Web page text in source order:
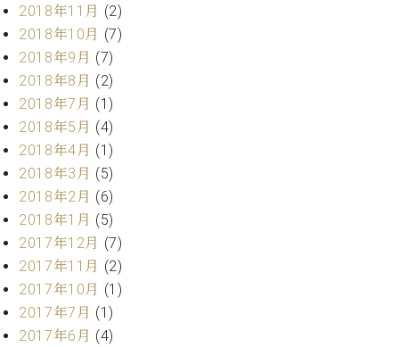
W.
ホ
フ
マ
ン
プ
ロ
フ
ェ
ッ
シ
ョ
ナ
ル
内
(PDF)
お
問
い
わ
せ
本
社
：
八
王
子
・
2018年11月 (2)
2018年10月 (7)
2018年9月 (7)
2018年8月 (2)
2018年7月 (1)
2018年5月 (4)
2018年4月 (1)
2018年3月 (5)
2018年2月 (6)
2018年1月 (5)
2017年12月 (7)
2017年11月 (2)
2017年10月 (1)
2017年7月 (1)
2017年6月 (4)